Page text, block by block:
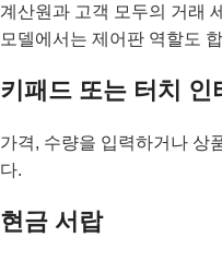
계산원과 고객 모두의 거래
모델에서는 제어판 역할도
키패드 또는 터치 인
가격, 수량을 입력하거나 상
다.
현금 서랍